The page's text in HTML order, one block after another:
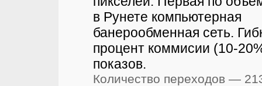
в Рунете компьютерная
банерообменная сеть.
процент коммисии (10-
показов.
Количество переходов —